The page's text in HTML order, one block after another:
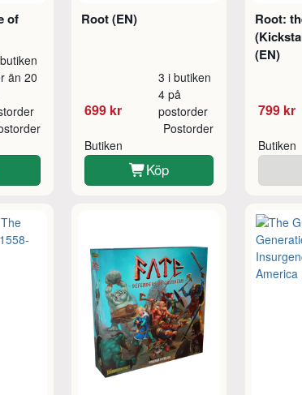
of
än 20
Root (EN)
699 kr
3 i butiken
4 på
postorder
Butiken
Postorder
Köp
Root:
(EN)
799 kr
Butiken